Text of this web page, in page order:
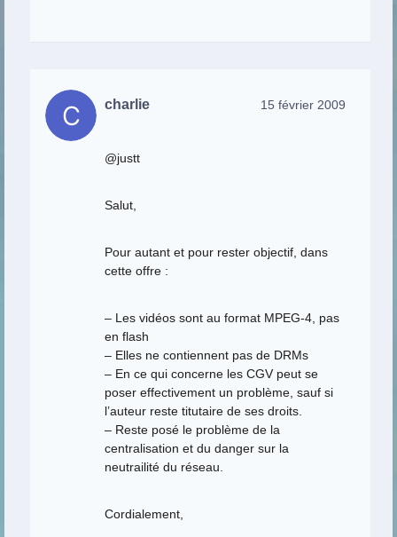
charlie 15 février 2009
@justt
Salut,
Pour autant et pour rester objectif, dans
cette offre :
– Les vidéos sont au format MPEG-4, pas
en flash
– Elles ne contiennent pas de DRMs
– En ce qui concerne les CGV peut se
poser effectivement un problème, sauf si
l’auteur reste titutaire de ses droits.
– Reste posé le problème de la
centralisation et du danger sur la
neutrailité du réseau.
Cordialement,